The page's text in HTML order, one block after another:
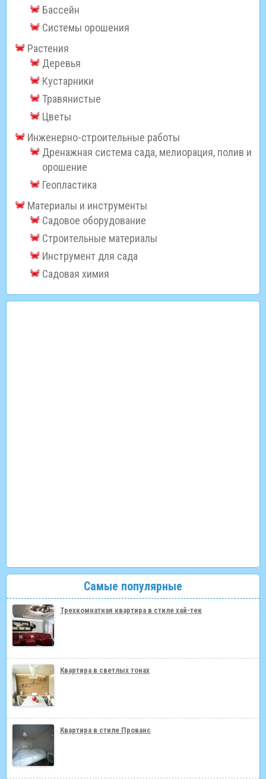
Бассейн
Системы орошения
Растения
Деревья
Кустарники
Травянистые
Цветы
Инженерно-строительные работы
Дренажная система сада, мелиорация, полив и
орошение
Геопластика
Материалы и инструменты
Садовое оборудование
Строительные материалы
Инструмент для сада
Садовая химия
Самые популярные
Трехкомнатная квартира в стиле хай-тек
Квартира в светлых тонах
Квартира в стиле Прованс